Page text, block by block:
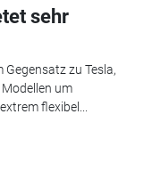
sehr
Gegensatz zu Tesla,
um
flexibel...